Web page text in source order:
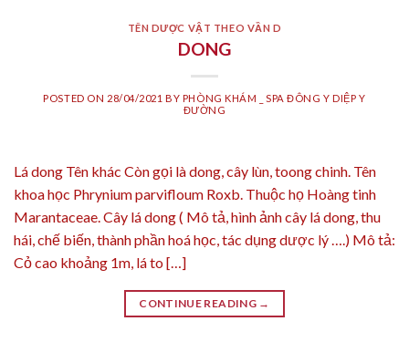
TÊN DƯỢC VẬT THEO VẦN D
DONG
POSTED ON 28/04/2021 BY PHÒNG KHÁM _ SPA ĐÔNG Y DIỆP Y
ĐƯỜNG
Lá dong Tên khác Còn gọi là dong, cây lùn, toong chinh. Tên
khoa học Phrynium parvifloum Roxb. Thuộc họ Hoàng tinh
Marantaceae. Cây lá dong ( Mô tả, hình ảnh cây lá dong, thu
hái, chế biến, thành phần hoá học, tác dụng dược lý ….) Mô tả:
Cỏ cao khoảng 1m, lá to […]
CONTINUE READING →